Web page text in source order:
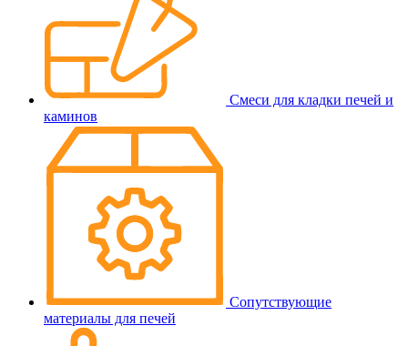
Смеси для кладки печей и
каминов
Сопутствующие
материалы для печей